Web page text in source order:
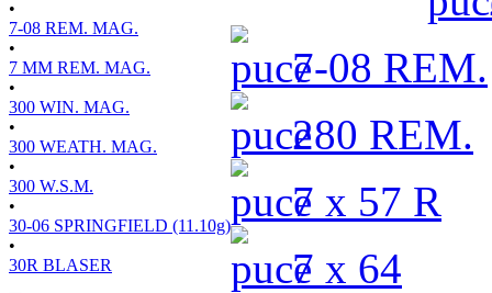
•
7-08 REM. MAG.
•
7 MM REM. MAG.
•
300 WIN. MAG.
•
300 WEATH. MAG.
•
300 W.S.M.
•
30-06 SPRINGFIELD (11.10g)
•
30R BLASER
7-08 REM.
280 REM.
7 x 57 R
7 x 64